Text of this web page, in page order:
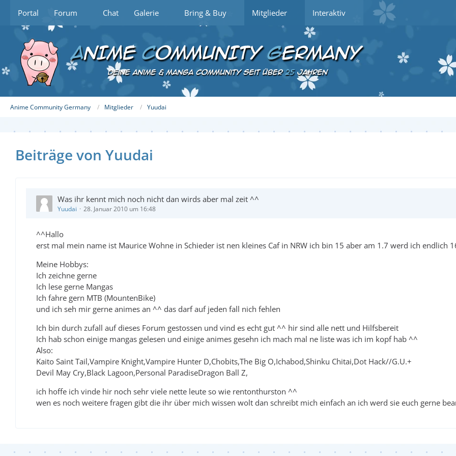
Portal Forum Chat Galerie Bring & Buy Mitglieder Interaktiv
Anime Community Germany Mitglieder Yuudai
Beiträge von Yuudai
Was ihr kennt mich noch nicht dan wirds aber mal zeit ^^
Yuudai 28. Januar 2010 um 16:48
^^Hallo
erst mal mein name ist Maurice Wohne in Schieder ist nen kleines Caf in NRW ich bin 15 aber am 1.7 werd ich endlich
Meine Hobbys:
Ich zeichne gerne
Ich lese gerne Mangas
Ich fahre gern MTB (MountenBike)
und ich seh mir gerne animes an ^^ das darf auf jeden fall nich fehlen
Ich bin durch zufall auf dieses Forum gestossen und vind es echt gut ^^ hir sind alle nett und Hilfsbereit
Ich hab schon einige mangas gelesen und einige animes gesehn ich mach mal ne liste was ich im kopf hab ^^
Also:
Kaito Saint Tail,Vampire Knight,Vampire Hunter D,Chobits,The Big O,Ichabod,Shinku Chitai,Dot Hack//G.U.+
Devil May Cry,Black Lagoon,Personal ParadiseDragon Ball Z,
ich hoffe ich vinde hir noch sehr viele nette leute so wie rentonthurston ^^
wen es noch weitere fragen gibt die ihr über mich wissen wolt dan schreibt mich einfach an ich werd sie euch gerne